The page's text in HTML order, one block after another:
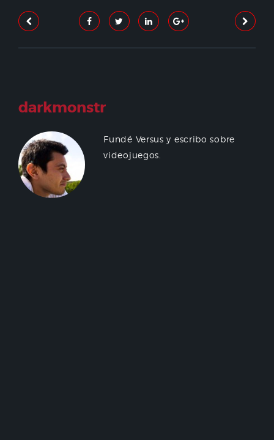
darkmonstr
Fundé Versus y escribo sobre
videojuegos.